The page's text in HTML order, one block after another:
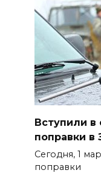
Вступили
поправки в
Сегодня, 1
поправки